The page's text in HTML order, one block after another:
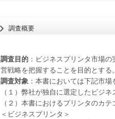
調査概要
調査目的：ビジネスプリンタ市場
営戦略を把握することを目的とする。
調査対象 ：本書においては下記市場
（１）弊社が独自に選定したビジ
（２）本書におけるプリンタのカテ
＜ビジネスプリンタ＞